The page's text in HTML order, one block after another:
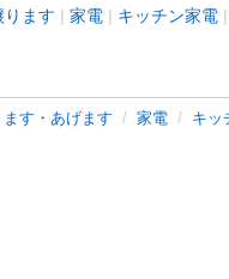
ります 家電 キッチン家電
ます・あげます 家電 キッ